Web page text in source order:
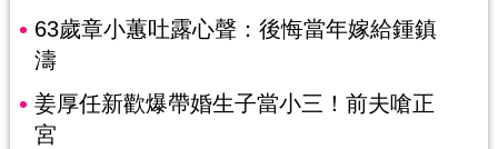
63歲章小蕙吐露心聲：後悔當年嫁給鍾鎮
濤
姜厚任新歡爆帶婚生子當小三！前夫嗆正
宮